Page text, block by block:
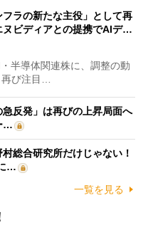
ラの新たな主役」として再
ビディアとの提携でAIデ…
半導体関連株に、調整の動
び注目…
反発」は再びの上昇局面へ
…
総合研究所だけじゃない！
…
一覧を見る